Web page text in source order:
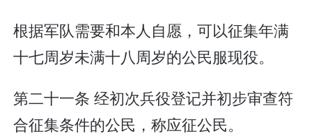
根据军队需要和本人自愿，可以征集年满
十七周岁未满十八周岁的公民服现役。
第二十一条 经初次兵役登记并初步审查符
合征集条件的公民，称应征公民。